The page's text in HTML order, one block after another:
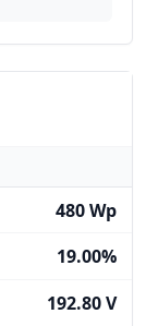
480 Wp
19.00%
192.80 V